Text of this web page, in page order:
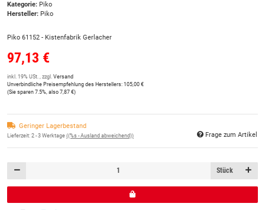
Kategorie: Piko
Hersteller: Piko
Piko 61152 - Kistenfabrik Gerlacher
97,13 €
inkl. 19% USt. , zzgl. Versand
Unverbindliche Preisempfehlung des Herstellers: 105,00 €
(Sie sparen 7.5%, also 7,87 €)
Geringer Lagerbestand
Lieferzeit: 2 - 3 Werktage ((%s - Ausland abweichend)) Frage zum Artikel
Stück